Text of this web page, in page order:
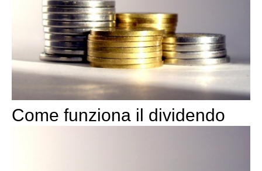
Come funziona il dividendo